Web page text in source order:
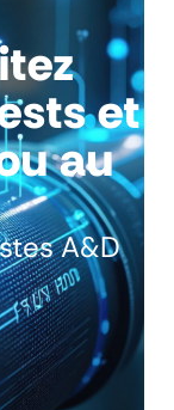
et
au
A&D